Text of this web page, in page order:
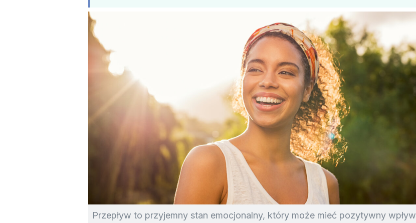
Przepływ to przyjemny stan emocjonalny, który może mieć pozytywny wpływ